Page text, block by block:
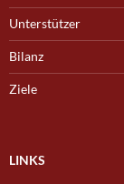
Unterstützer
Bilanz
Ziele
LINKS